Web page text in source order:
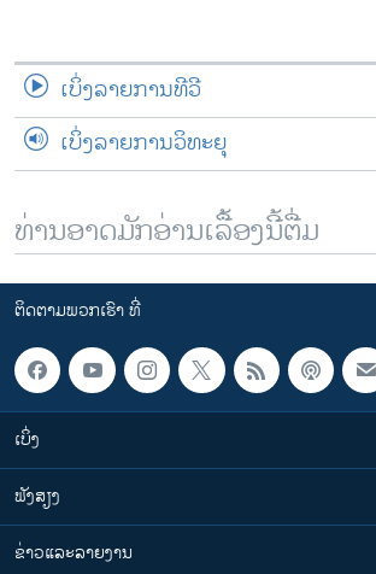
ເບິ່ງລາຍການທີວີ
ເບິ່ງລາຍການວິທະຍຸ
ທ່ານອາດມັກອ່ານເລື້ອງນີ້ຕື່ມ
ຕິດຕາມພວກເຮົາ ທີ່
ເບິ່ງ
ຟັງສຽງ
ຂ່າວແລະລາຍງານ